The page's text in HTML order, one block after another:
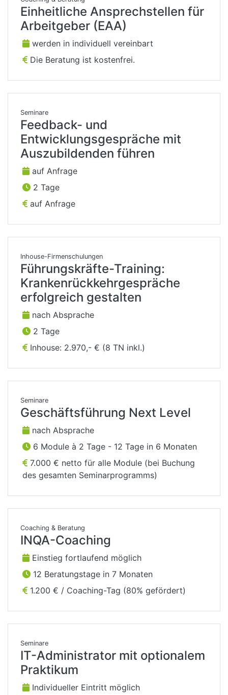
Einheitliche Ansprechstellen für
Arbeitgeber (EAA)
werden in individuell vereinbart
Die Beratung ist kostenfrei.
Seminare
Feedback- und
Entwicklungsgespräche mit
Auszubildenden führen
auf Anfrage
2 Tage
auf Anfrage
Inhouse-Firmenschulungen
Führungskräfte-Training:
Krankenrückkehrgespräche
erfolgreich gestalten
nach Absprache
2 Tage
Inhouse: 2.970,- € (8 TN inkl.)
Seminare
Geschäftsführung Next Level
nach Absprache
6 Module à 2 Tage - 12 Tage in 6 Monaten
7.000 € netto für alle Module (bei Buchung
des gesamten Seminarprogramms)
Coaching & Beratung
INQA-Coaching
Einstieg fortlaufend möglich
12 Beratungstage in 7 Monaten
1.200 € / Coaching-Tag (80% gefördert)
Seminare
IT-Administrator mit optionalem
Praktikum
Individueller Eintritt möglich